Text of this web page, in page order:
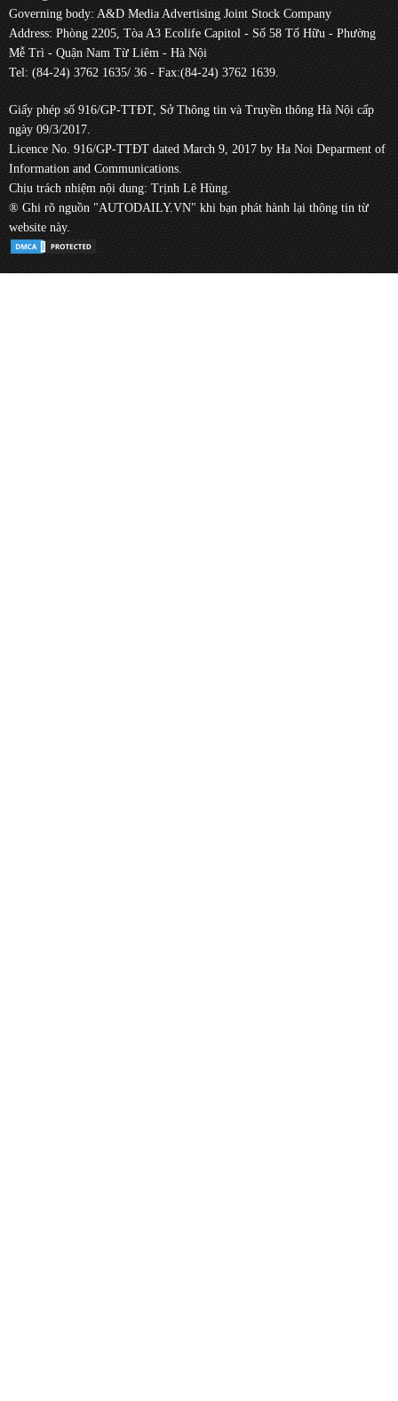
Governing body: A&D Media Advertising Joint Stock Company
Address: Phòng 2205, Tòa A3 Ecolife Capitol - Số 58 Tố Hữu - Phường
Mễ Trì - Quận Nam Từ Liêm - Hà Nội
Tel: (84-24) 3762 1635/ 36 - Fax:(84-24) 3762 1639.
Giấy phép số 916/GP-TTĐT, Sở Thông tin và Truyền thông Hà Nội cấp
ngày 09/3/2017.
Licence No. 916/GP-TTĐT dated March 9, 2017 by Ha Noi Deparment of
Information and Communications.
Chịu trách nhiệm nội dung: Trịnh Lê Hùng.
® Ghi rõ nguồn "AUTODAILY.VN" khi bạn phát hành lại thông tin từ
website này.